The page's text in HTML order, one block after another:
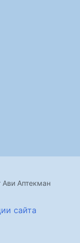
Аптекман
сайта